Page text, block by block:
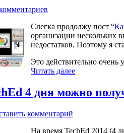
Слегка продолжу пост “
организации нескольких
недостатков. Поэтому я
Это действительно очень
Читать далее
4 дня можно
комментарий
На время TechEd 2014 (4